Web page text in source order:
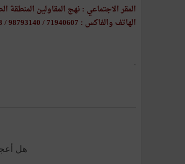
المقر الاجتماعي : نهج المقاولين المنطقة
الهاتف والفاكس : 71940607 / 98793140 / 98793103 / 98793110
.
هل